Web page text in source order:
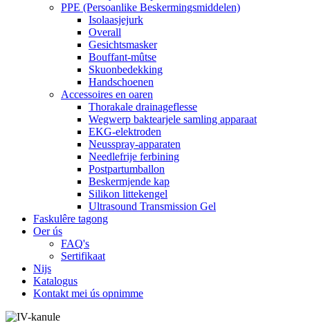
PPE (Persoanlike Beskermingsmiddelen)
Isolaasjejurk
Overall
Gesichtsmasker
Bouffant-mûtse
Skuonbedekking
Handschoenen
Accessoires en oaren
Thorakale drainageflesse
Wegwerp baktearjele samling apparaat
EKG-elektroden
Neusspray-apparaten
Needlefrije ferbining
Postpartumballon
Beskermjende kap
Silikon littekengel
Ultrasound Transmission Gel
Faskulêre tagong
Oer ús
FAQ's
Sertifikaat
Nijs
Katalogus
Kontakt mei ús opnimme